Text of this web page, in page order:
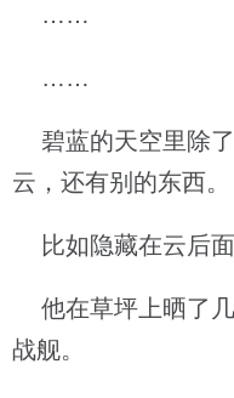
……
……
碧蓝的天空里除
云，还有别的东西。
比如隐藏在云后面
他在草坪上晒了
战舰。